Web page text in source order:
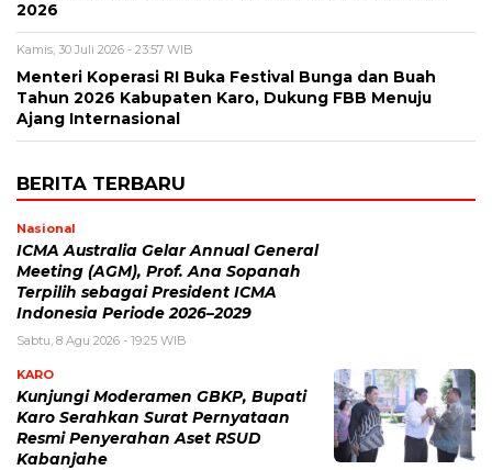
2026
Kamis, 30 Juli 2026 - 23:57 WIB
Menteri Koperasi RI Buka Festival Bunga dan Buah
Tahun 2026 Kabupaten Karo, Dukung FBB Menuju
Ajang Internasional
BERITA TERBARU
Nasional
ICMA Australia Gelar Annual General
Meeting (AGM), Prof. Ana Sopanah
Terpilih sebagai President ICMA
Indonesia Periode 2026–2029
Sabtu, 8 Agu 2026 - 19:25 WIB
KARO
Kunjungi Moderamen GBKP, Bupati
Karo Serahkan Surat Pernyataan
Resmi Penyerahan Aset RSUD
Kabanjahe